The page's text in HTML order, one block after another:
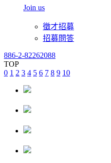
Join us
徵才招募
招募問答
886-2-82262088
TOP
0 1 2 3 4 5 6 7 8 9 10